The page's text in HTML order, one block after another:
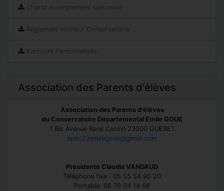
Charte enseignement spécialisé
Règlement intérieur Conservatoire
Parcours Personnalisés
Association des Parents d'élèves
Association des Parents d'élèves
du Conservatoire Départemental Emile GOUE
1 Bis Avenue René Cassin 23000 GUERET
apec23emilegoue@gmail.com
Présidente Claudia VANDAUD
Téléphone fixe : 05 55 54 90 20
Portable: 06 79 04 14 68